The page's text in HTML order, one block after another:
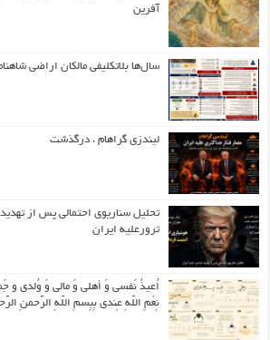
آفرین
سال‌ها بلاتکلیفی مالکان اراضی شاهنامه ۳۵
لیندزی گراهام ، درگذشت
تحلیل سناریوی احتمالی پس از تهدید
ترورعلیه ایران
اُعیذُ نَفسی وَ أهلی وَ مالی وَ وُلدی و
نِعَمِ اللّهِ عِندی بِبِسمِ اللّهِ الرَّحمنِ